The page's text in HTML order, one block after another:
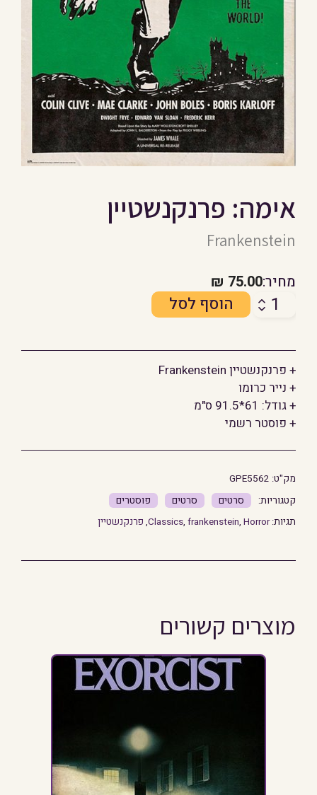
אימה: פרנקנשטיין
Frankenstein
מחיר:75.00
₪
כמות
פרנקנשטיין
הוסף לסל
+ פרנקנשטיין Frankenstein
+ נייר כרומו
+ גודל: 61*91.5 ס"מ
+ פוסטר רשמי
מק"ט: GPE5562
סרטים סרטים פוסטרים
תגיות: Classics, frankenstein, Horror
, פרנקנשטיין
מוצרים קשורים